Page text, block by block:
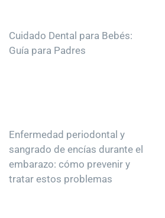
Cuidado Dental para Bebés:
Guía para Padres
Enfermedad periodontal y
sangrado de encías durante el
embarazo: cómo prevenir y
tratar estos problemas